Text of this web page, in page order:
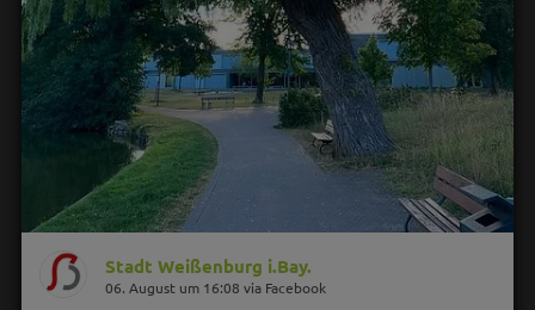
Stadt Weißenburg i.Bay.
06. August um 16:08 via Facebook